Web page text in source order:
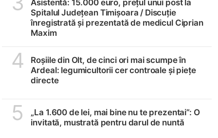
Asistentă: 15.000 euro, prețul unui post la
Spitalul Județean Timișoara / Discuție
înregistrată și prezentată de medicul Ciprian
Maxim
4
Roșiile din Olt, de cinci ori mai scumpe în
Ardeal: legumicultorii cer controale și piețe
directe
5
„La 1.600 de lei, mai bine nu te prezentai”: O
invitată, mustrată pentru darul de nuntă